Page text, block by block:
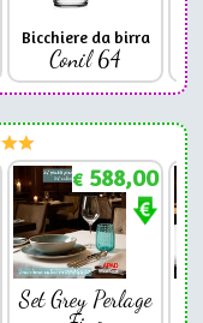
Bicchiere da birra
Conil 64
€ 588,00
Set Grey Perlage